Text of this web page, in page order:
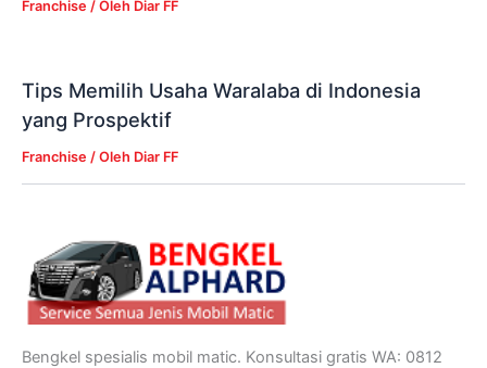
Franchise / Oleh Diar FF
Tips Memilih Usaha Waralaba di Indonesia
yang Prospektif
Franchise / Oleh Diar FF
Bengkel spesialis mobil matic. Konsultasi gratis WA: 0812